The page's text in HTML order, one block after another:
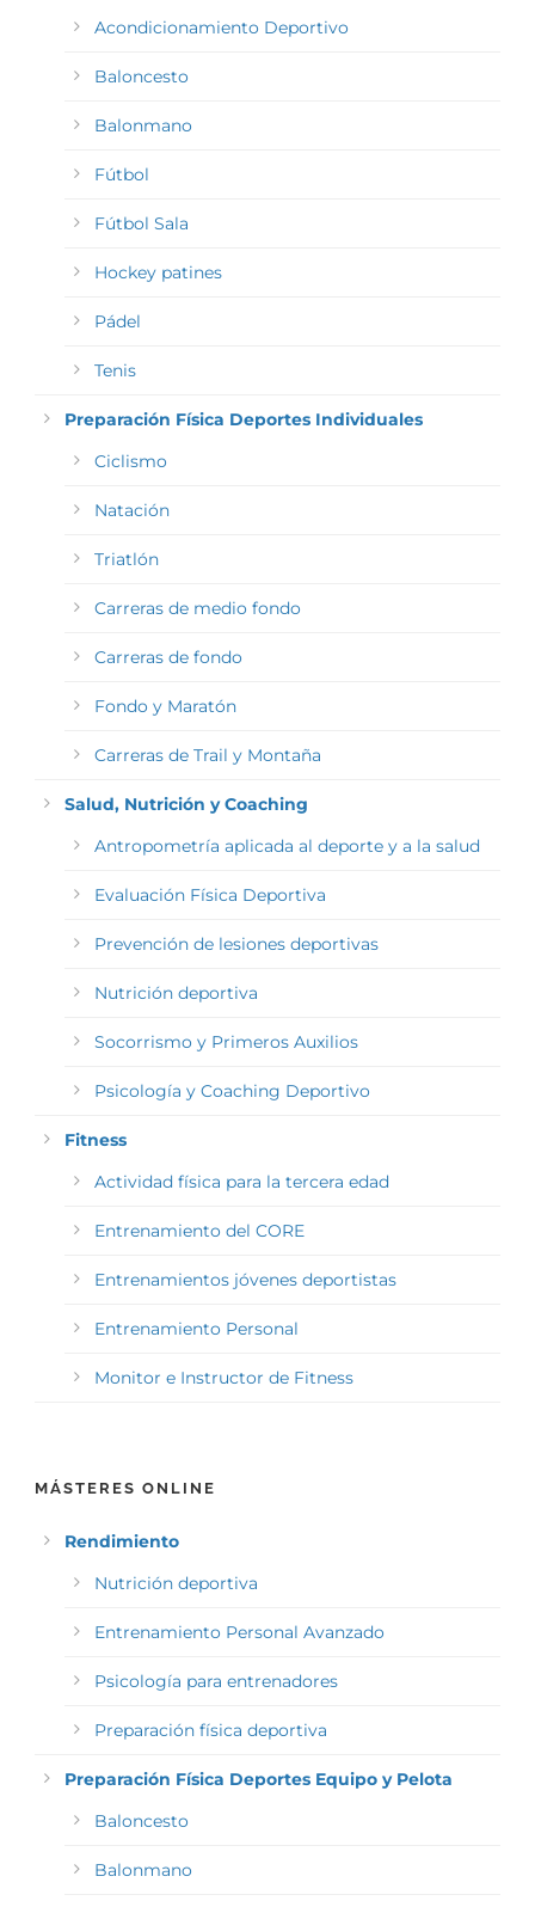
Acondicionamiento Deportivo
Baloncesto
Balonmano
Fútbol
Fútbol Sala
Hockey patines
Pádel
Tenis
Preparación Física Deportes Individuales
Ciclismo
Natación
Triatlón
Carreras de medio fondo
Carreras de fondo
Fondo y Maratón
Carreras de Trail y Montaña
Salud, Nutrición y Coaching
Antropometría aplicada al deporte y a la salud
Evaluación Física Deportiva
Prevención de lesiones deportivas
Nutrición deportiva
Socorrismo y Primeros Auxilios
Psicología y Coaching Deportivo
Fitness
Actividad física para la tercera edad
Entrenamiento del CORE
Entrenamientos jóvenes deportistas
Entrenamiento Personal
Monitor e Instructor de Fitness
MÁSTERES ONLINE
Rendimiento
Nutrición deportiva
Entrenamiento Personal Avanzado
Psicología para entrenadores
Preparación física deportiva
Preparación Física Deportes Equipo y Pelota
Baloncesto
Balonmano